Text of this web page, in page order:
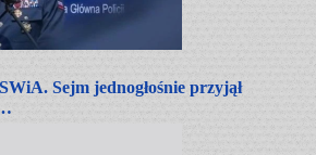
Sejm jednogłośnie przyjął